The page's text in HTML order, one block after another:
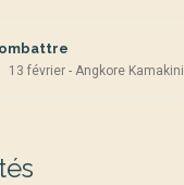
13 février - Angkore Kamakini